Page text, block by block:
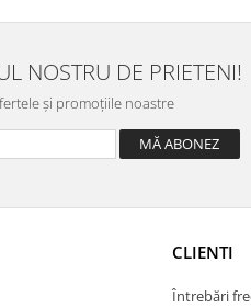
NOSTRU DE PRIETENI!
și promoțiile noastre
CLIENTI
Întrebări